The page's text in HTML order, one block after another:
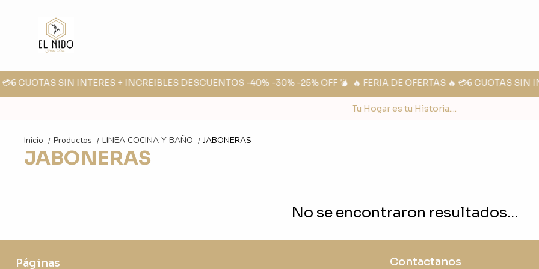
CUOTAS SIN INTERES + INCREIBLES DESCUENTOS -40% -30% -25% OFF 💣 🔥 FERIA DE OFERTAS 🔥 💳6 CUOTAS SIN
Tu Hogar es tu Historia....
Inicio / Productos / LINEA COCINA Y BAÑO / JABONERAS
JABONERAS
No se encontraron resultados...
Páginas Contactanos